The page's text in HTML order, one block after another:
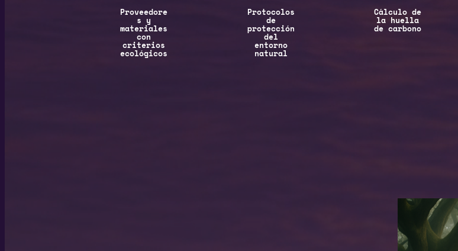
Proveedore
s y
materiales
con
criterios
ecológicos
Protocolos
de
protección
del
entorno
natural
Cálculo de
la huella
de carbono